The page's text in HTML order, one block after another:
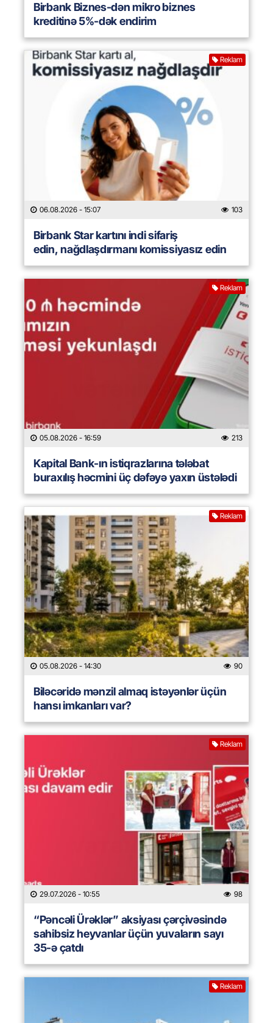
Birbank Biznes-dən mikro biznes
kreditinə 5%-dək endirim
Reklam
06.08.2026 - 15:07 103
Birbank Star kartını indi sifariş
edin, nağdlaşdırmanı komissiyasız edin
Reklam
05.08.2026 - 16:59 213
Kapital Bank-ın istiqrazlarına tələbat
buraxılış həcmini üç dəfəyə yaxın üstələdi
Reklam
05.08.2026 - 14:30 90
Biləcəridə mənzil almaq istəyənlər üçün
hansı imkanları var?
Reklam
29.07.2026 - 10:55 98
“Pəncəli Ürəklər” aksiyası çərçivəsində
sahibsiz heyvanlar üçün yuvaların sayı
35-ə çatdı
Reklam